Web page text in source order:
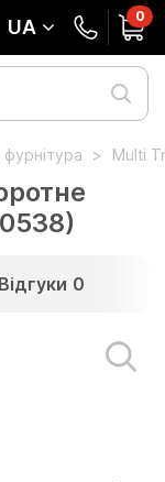
UA 0
Multi
Відгуки 0